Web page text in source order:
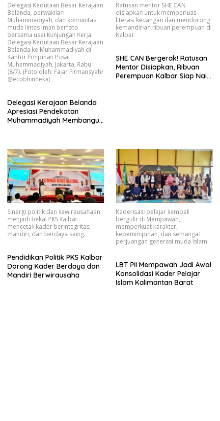
Delegasi Kedutaan Besar Kerajaan
Belanda, perwakilan
Muhammadiyah, dan komunitas
muda lintas iman berfoto
bersama usai Kunjungan Kerja
Delegasi Kedutaan Besar Kerajaan
Belanda ke Muhammadiyah di
Kantor Pimpinan Pusat
Muhammadiyah, Jakarta, Rabu
(8/7). (Foto oleh: Fajar Firmansyah/
@ecobhinneka)
Delegasi Kerajaan Belanda
Apresiasi Pendekatan
Muhammadiyah Membangun
Ratusan mentor SHE CAN
disiapkan untuk memperluas
literasi keuangan dan mendorong
kemandirian ribuan perempuan di
Kalbar.
SHE CAN Bergerak! Ratusan
Mentor Disiapkan, Ribuan
Perempuan Kalbar Siap Naik
Sinergi politik dan kewirausahaan
menjadi bekal PKS Kalbar
mencetak kader berintegritas,
mandiri, dan berdaya saing.
Pendidikan Politik PKS Kalbar
Dorong Kader Berdaya dan
Mandiri Berwirausaha
Kaderisasi pelajar kembali
bergulir di Mempawah,
memperkuat karakter,
kepemimpinan, dan semangat
perjuangan generasi muda Islam
LBT PII Mempawah Jadi Awal
Konsolidasi Kader Pelajar
Islam Kalimantan Barat